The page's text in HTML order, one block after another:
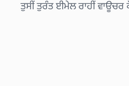
ਤੁਸੀਂ ਤੁਰੰਤ ਈਮੇਲ ਰਾਹੀਂ ਵਾਊਚਰ